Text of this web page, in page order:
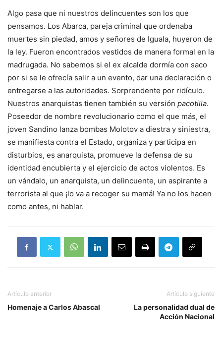
Algo pasa que ni nuestros delincuentes son los que
pensamos. Los Abarca, pareja criminal que ordenaba
muertes sin piedad, amos y señores de Iguala, huyeron de
la ley. Fueron encontrados vestidos de manera formal en la
madrugada. No sabemos si el ex alcalde dormía con saco
por si se le ofrecía salir a un evento, dar una declaración o
entregarse a las autoridades. Sorprendente por ridículo.
Nuestros anarquistas tienen también su versión pacotilla.
Poseedor de nombre revolucionario como el que más, el
joven Sandino lanza bombas Molotov a diestra y siniestra,
se manifiesta contra el Estado, organiza y participa en
disturbios, es anarquista, promueve la defensa de su
identidad encubierta y el ejercicio de actos violentos. Es
un vándalo, un anarquista, un delincuente, un aspirante a
terrorista al que ¡lo va a recoger su mamá! Ya no los hacen
como antes, ni hablar.
Artículo anterior
Homenaje a Carlos Abascal
Artículo siguiente
La personalidad dual de
Acción Nacional